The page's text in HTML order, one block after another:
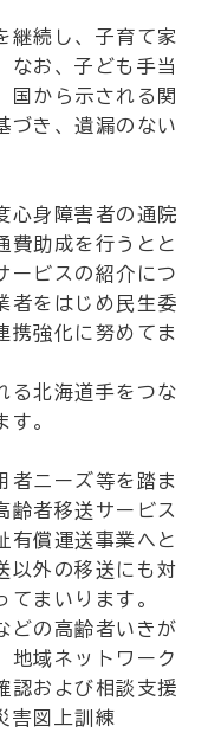
継続し、子育て家
なお、子ども手当
国から示される関
づき、遺漏のない
心身障害者の通院
費助成を行うとと
ービスの紹介につ
者をはじめ民生委
携強化に努めてま
る北海道手をつな
す。
者ニーズ等を踏ま
齢者移送サービス
有償運送事業へと
以外の移送にも対
てまいります。
どの高齢者いきが
地域ネットワーク
認および相談支援
害図上訓練